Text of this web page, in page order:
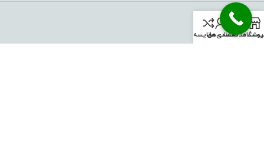
خدمات مشتریان
علاقه‌مندی‌ها
حساب منمقايسه